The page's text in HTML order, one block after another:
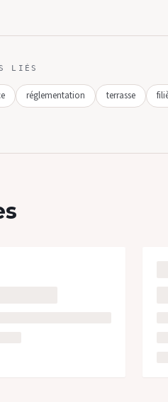
LIÉS
réglementation terrasse